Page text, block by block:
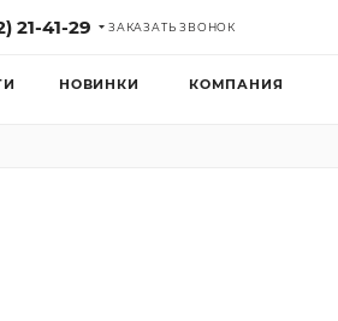
21-41-29 ЗАКАЗАТЬ ЗВОНОК
НОВИНКИ КОМПАНИЯ